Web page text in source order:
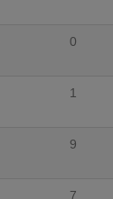
0
1
9
7